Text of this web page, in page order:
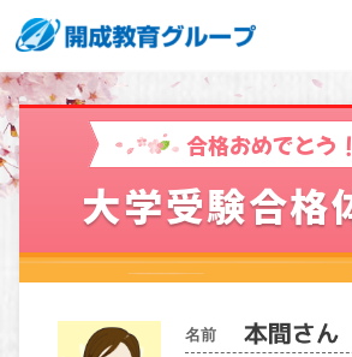
合格おめでとう！
大学受験合格
名前